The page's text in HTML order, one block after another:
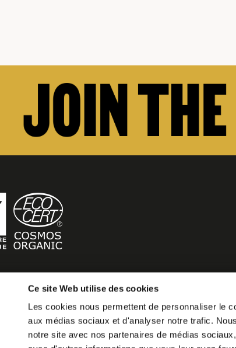
Ce site Web utilise des cookies
Les cookies nous permettent de personnaliser le
aux médias sociaux et d'analyser notre trafic.
notre site avec nos partenaires de médias
into a cooperative movement
your own MOB HOTEL and belong to our